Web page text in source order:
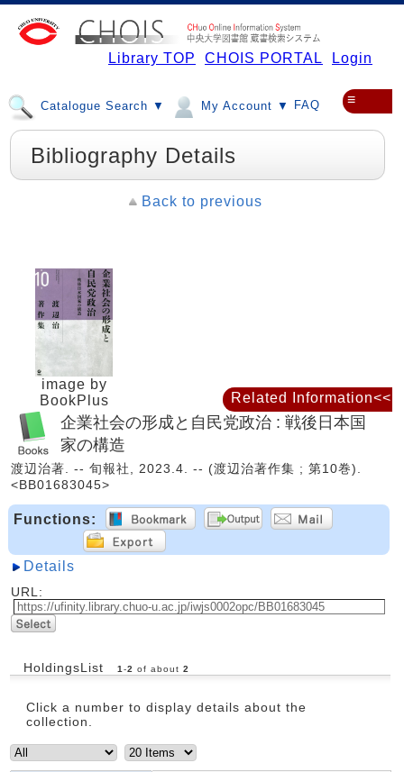
Library TOP CHOIS PORTAL Login
Catalogue Search ▼ My Account ▼ FAQ ≡
Bibliography Details
Back to previous
image by
BookPlus
企業社会の形成と自民党政治 : 戦後日本国
家の構造
渡辺治著. -- 旬報社, 2023.4. -- (渡辺治著作集 ; 第10巻).
<BB01683045>
Functions:
Details
URL:
HoldingsList 1 -2 of about 2
Click a number to display details about the
collection.
Related Information<<